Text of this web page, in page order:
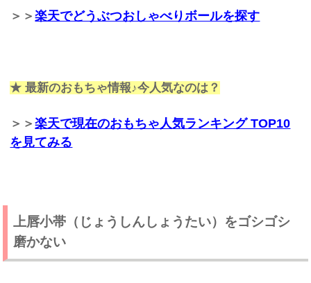
＞＞楽天でどうぶつおしゃべりボールを探す
★ 最新のおもちゃ情報♪今人気なのは？
＞＞楽天で現在のおもちゃ人気ランキング TOP10
を見てみる
上唇小帯（じょうしんしょうたい）をゴシゴシ
磨かない